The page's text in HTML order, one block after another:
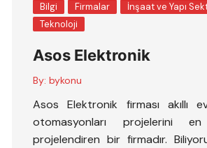
Bilgi Firmalar
İnşaat ve Yapı
Teknoloji
Asos Elektronik
By: bykonu
Asos Elektronik firması akıllı
otomasyonları projelerini
projelendiren bir firmadır.